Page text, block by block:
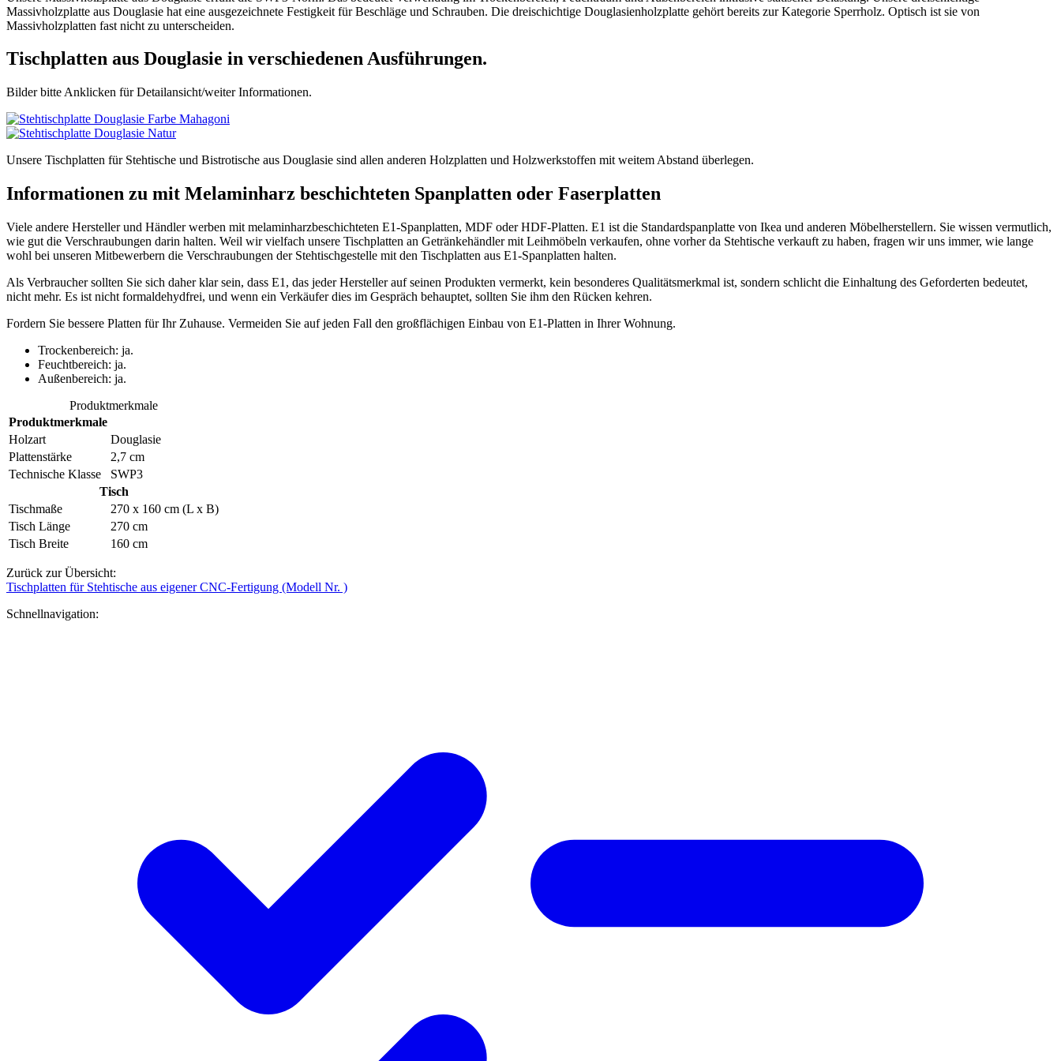
Massivholzplatte aus Douglasie hat eine ausgezeichnete Festigkeit für Beschläge und Schrauben. Die dreischichtige Douglasienholzplatte gehört bereits zur Kategorie Sperrholz. Optisch ist sie von
Massivholzplatten fast nicht zu unterscheiden.
Tischplatten aus Douglasie in verschiedenen Ausführungen.
Bilder bitte Anklicken für Detailansicht/weiter Informationen.
Unsere Tischplatten für Stehtische und Bistrotische aus Douglasie sind allen anderen Holzplatten und Holzwerkstoffen mit weitem Abstand überlegen.
Informationen zu mit Melaminharz beschichteten Spanplatten oder Faserplatten
Viele andere Hersteller und Händler werben mit melaminharzbeschichteten E1-Spanplatten, MDF oder HDF-Platten. E1 ist die Standardspanplatte von Ikea und anderen Möbelherstellern. Sie wissen vermutlich,
wie gut die Verschraubungen darin halten. Weil wir vielfach unsere Tischplatten an Getränkehändler mit Leihmöbeln verkaufen, ohne vorher da Stehtische verkauft zu haben, fragen wir uns immer, wie lange
wohl bei unseren Mitbewerbern die Verschraubungen der Stehtischgestelle mit den Tischplatten aus E1-Spanplatten halten.
Als Verbraucher sollten Sie sich daher klar sein, dass E1, das jeder Hersteller auf seinen Produkten vermerkt, kein besonderes Qualitätsmerkmal ist, sondern schlicht die Einhaltung des Geforderten bedeutet,
nicht mehr. Es ist nicht formaldehydfrei, und wenn ein Verkäufer dies im Gespräch behauptet, sollten Sie ihm den Rücken kehren.
Fordern Sie bessere Platten für Ihr Zuhause. Vermeiden Sie auf jeden Fall den großflächigen Einbau von E1-Platten in Ihrer Wohnung.
Trockenbereich: ja.
Feuchtbereich: ja.
Außenbereich: ja.
Produktmerkmale
Produktmerkmale
Holzart
Douglasie
Plattenstärke
2,7 cm
Technische Klasse
SWP3
Tisch
Tischmaße
270 x 160 cm (L x B)
Tisch Länge
270 cm
Tisch Breite
160 cm
Zurück zur Übersicht:
Tischplatten für Stehtische aus eigener CNC-Fertigung (Modell Nr. )
Schnellnavigation: